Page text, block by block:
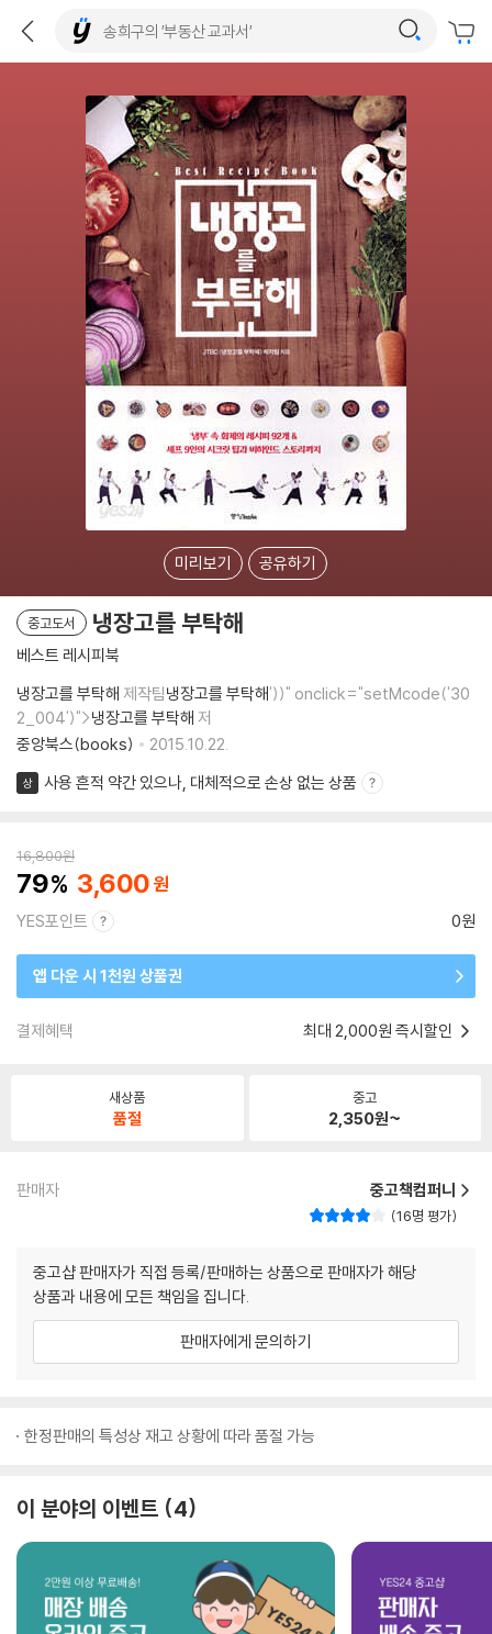
미리보기 공유하기
중고도서 냉장고를 부탁해
베스트 레시피북
냉장고를 부탁해 제작팀냉장고를 부탁해'))" onclick="setMcode('30
2_004')">냉장고를 부탁해 저
중앙북스(books)
2015.10.22.
상 사용 흔적 약간 있으나, 대체적으로 손상 없는 상품
16,800원
79 3,600
YES포인트 0원
앱 다운 시 1천원 상품권
결제혜택 최대 2,000원 즉시할인
새상품
품절
중고
2,350원~
판매자 중고책컴퍼니
16명 평가
중고샵 판매자가 직접 등록/판매하는 상품으로 판매자가 해당
상품과 내용에 모든 책임을 집니다.
판매자에게 문의하기
한정판매의 특성상 재고 상황에 따라 품절 가능
이 분야의 이벤트 4